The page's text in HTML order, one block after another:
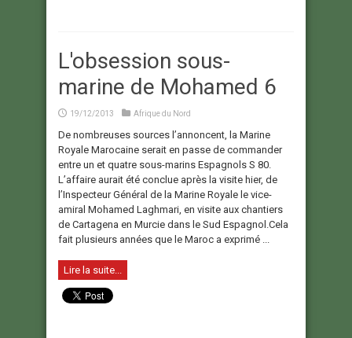
L'obsession sous-
marine de Mohamed 6
19/12/2013 Afrique du Nord
De nombreuses sources l’annoncent, la Marine
Royale Marocaine serait en passe de commander
entre un et quatre sous-marins Espagnols S 80.
L’affaire aurait été conclue après la visite hier, de
l’Inspecteur Général de la Marine Royale le vice-
amiral Mohamed Laghmari, en visite aux chantiers
de Cartagena en Murcie dans le Sud Espagnol.Cela
fait plusieurs années que le Maroc a exprimé ...
Lire la suite...